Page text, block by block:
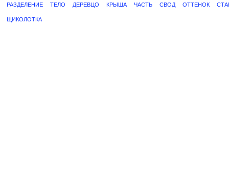
РАЗДЕЛЕНИЕ ТЕЛО ДЕРЕВЦО КРЫША ЧАСТЬ СВОД ОТТЕНОК
ЩИКОЛОТКА